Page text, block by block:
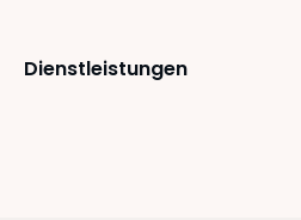
Dienstleistungen